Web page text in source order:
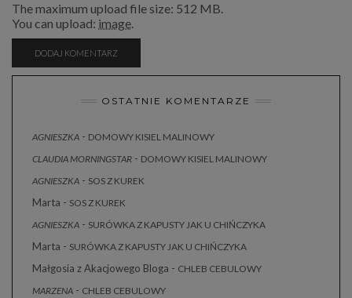
The maximum upload file size: 512 MB.
You can upload: image.
OSTATNIE KOMENTARZE
AGNIESZKA - DOMOWY KISIEL MALINOWY
CLAUDIA MORNINGSTAR - DOMOWY KISIEL MALINOWY
AGNIESZKA - SOS Z KUREK
Marta - SOS Z KUREK
AGNIESZKA - SURÓWKA Z KAPUSTY JAK U CHIŃCZYKA
Marta - SURÓWKA Z KAPUSTY JAK U CHIŃCZYKA
Małgosia z Akacjowego Bloga - CHLEB CEBULOWY
MARZENA - CHLEB CEBULOWY